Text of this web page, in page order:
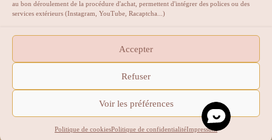
au bon déroulement de la procédure d'achat, permettent d'intégrer des polices ou des
services extérieurs (Instagram, YouTube, Racaptcha...)
Accepter
Refuser
Voir les préférences
Politique de cookiesPolitique de confidentialitéImpressum
La bijouterie qui vous sublime.
Atelier ouvert au public sur rendez-vous.